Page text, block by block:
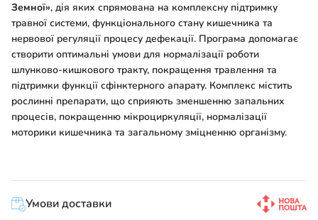
Земної», дія яких спрямована на комплексну підтримку
травної системи, функціонального стану кишечника та
нервової регуляції процесу дефекації. Програма допомагає
створити оптимальні умови для нормалізації роботи
шлунково-кишкового тракту, покращення травлення та
підтримки функції сфінктерного апарату. Комплекс містить
рослинні препарати, що сприяють зменшенню запальних
процесів, покращенню мікроциркуляції, нормалізації
моторики кишечника та загальному зміцненню організму.
Умови доставки